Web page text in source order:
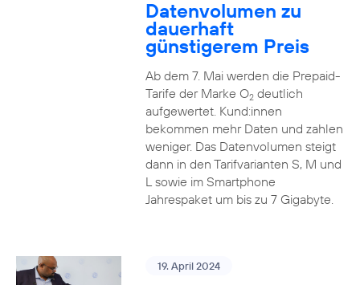
Datenvolumen zu
dauerhaft
günstigerem Preis
Ab dem 7. Mai werden die Prepaid-
Tarife der Marke O2deutlich
aufgewertet. Kund:innen
bekommen mehr Daten und zahlen
weniger. Das Datenvolumen steigt
dann in den Tarifvarianten S, M und
L sowie im Smartphone
Jahrespaket um bis zu 7 Gigabyte.
19. April 2024